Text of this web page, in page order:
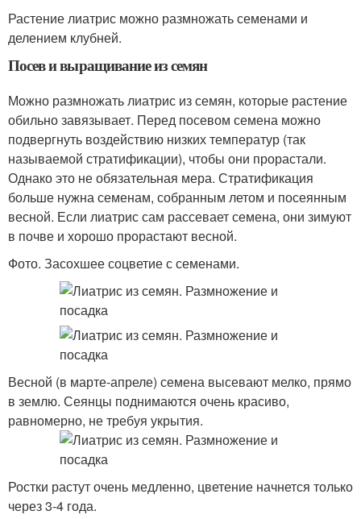
Растение лиатрис можно размножать семенами и
делением клубней.
Посев и выращивание из семян
Можно размножать лиатрис из семян, которые растение
обильно завязывает. Перед посевом семена можно
подвергнуть воздействию низких температур (так
называемой стратификации), чтобы они прорастали.
Однако это не обязательная мера. Стратификация
больше нужна семенам, собранным летом и посеянным
весной. Если лиатрис сам рассевает семена, они зимуют
в почве и хорошо прорастают весной.
Фото. Засохшее соцветие с семенами.
Весной (в марте-апреле) семена высевают мелко, прямо
в землю. Сеянцы поднимаются очень красиво,
равномерно, не требуя укрытия.
Ростки растут очень медленно, цветение начнется только
через 3-4 года.